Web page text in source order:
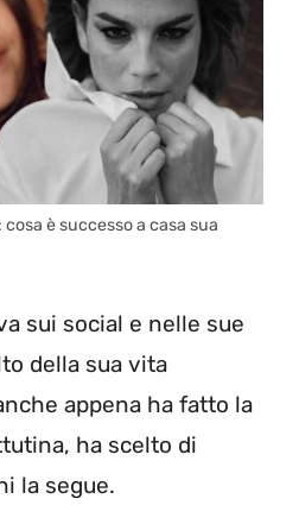
è successo a casa sua
sui social e nelle sue
della sua vita
appena ha fatto la
ha scelto di
la segue.